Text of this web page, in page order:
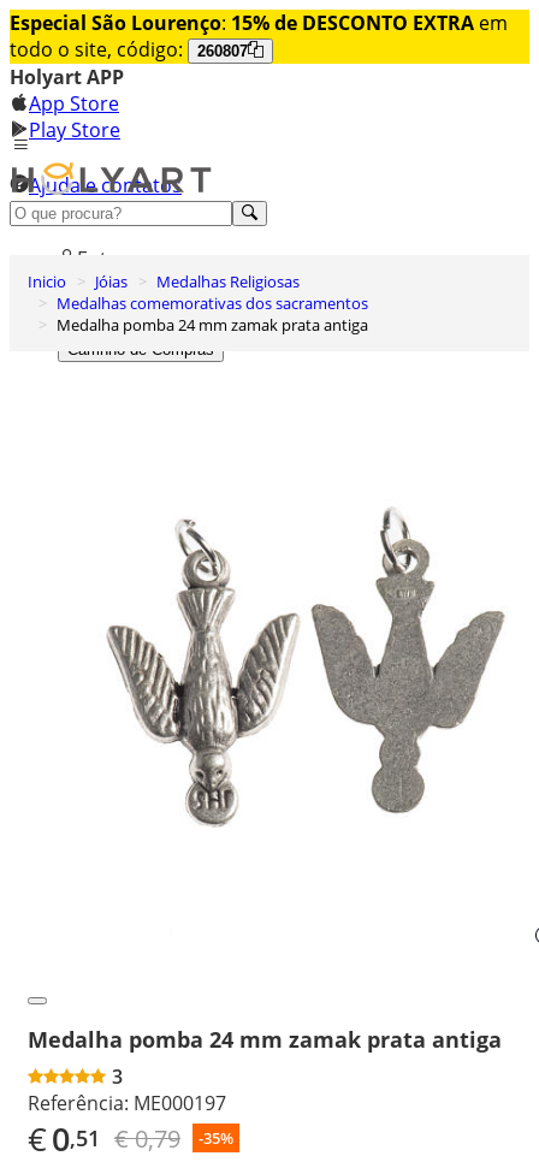
Especial São Lourenço: 15% de DESCONTO EXTRA em
todo o site, código:
260807
Holyart APP
App Store
Play Store
Ajuda e contatos
Conheça premium
Entrar
Lista de Desejos
0
Carrinho de Compras
Inicio Jóias
Medalhas Religiosas
Medalhas comemorativas dos sacramentos
Medalha pomba 24 mm zamak prata antiga
Medalha pomba 24 mm zamak prata antiga
3
Referência: ME000197
€0,51 € 0,79 -35%